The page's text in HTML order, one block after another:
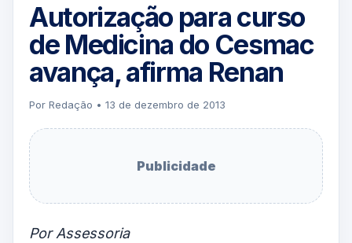
Autorização para curso
de Medicina do Cesmac
avança, afirma Renan
Por Redação • 13 de dezembro de 2013
Publicidade
Por Assessoria